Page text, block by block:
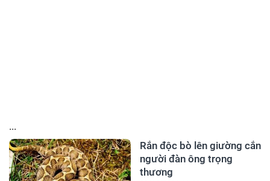
...
Rắn độc bò lên giường cắn
người đàn ông trọng
thương